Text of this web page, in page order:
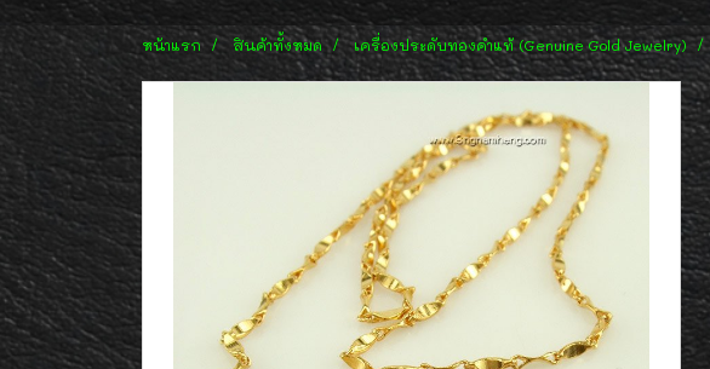
หน้าแรก สินค้าทั้งหมด เครื่องประดับทองคำแท้ (Genuine Gold Jewelry)